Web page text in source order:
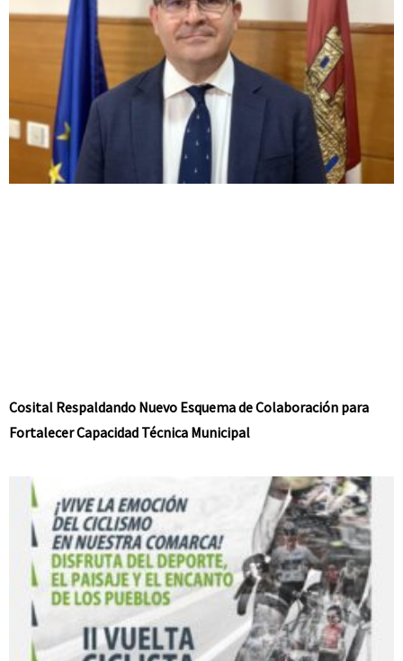
Cosital Respaldando Nuevo Esquema de Colaboración para
Fortalecer Capacidad Técnica Municipal